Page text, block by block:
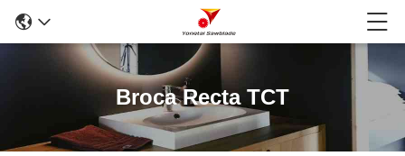
Broca Recta TCT